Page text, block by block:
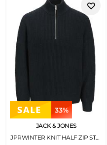
33%
JACK & JONES
JPRWINTER KNIT HALF ZIP STYD AW24 FOREST RIVER